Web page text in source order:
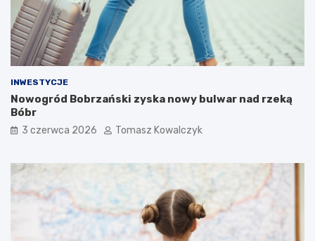
INWESTYCJE
Nowogród Bobrzański zyska nowy bulwar nad rzeką
Bóbr
3 czerwca 2026 Tomasz Kowalczyk